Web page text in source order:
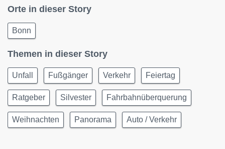
Orte in dieser Story
Bonn
Themen in dieser Story
Unfall Fußgänger Verkehr Feiertag
Ratgeber Silvester Fahrbahnüberquerung
Weihnachten Panorama Auto / Verkehr